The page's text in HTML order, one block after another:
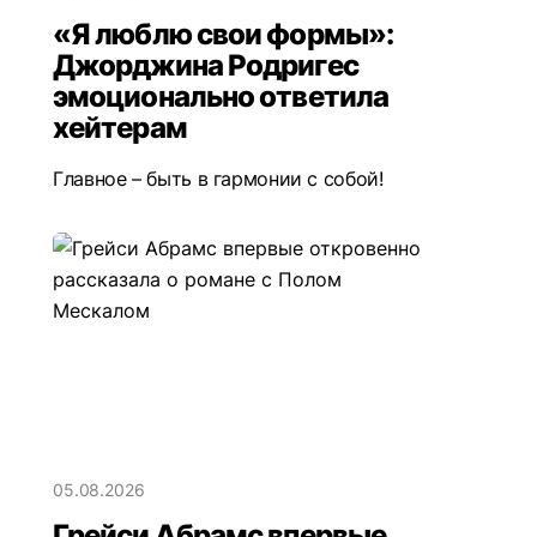
«Я люблю свои формы»:
Джорджина Родригес
эмоционально ответила
хейтерам
Главное – быть в гармонии с собой!
05.08.2026